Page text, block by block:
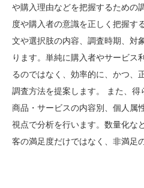
や購入理由などを把握するための
度や購入者の意識を正しく把握す
文や選択肢の内容、調査時期、対
ります。単純に購入者やサービス
るのではなく、効率的に、かつ、
調査方法を提案します。 また、得
商品・サービスの内容別、個人属
視点で分析を行います。数量化な
客の満足度だけではなく、非満足